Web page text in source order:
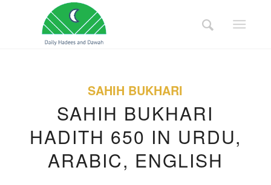
SAHIH BUKHARI
SAHIH BUKHARI
HADITH 650 IN URDU,
ARABIC, ENGLISH